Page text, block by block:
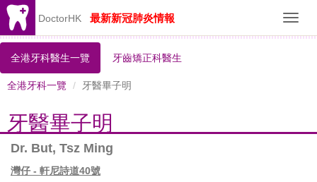
DoctorHK 最新新冠肺炎情報
全港牙科醫生一覽 牙齒矯正科醫生
全港牙科一覽 牙醫畢子明
牙醫畢子明
Dr. But, Tsz Ming
灣仔 - 軒尼詩道40號